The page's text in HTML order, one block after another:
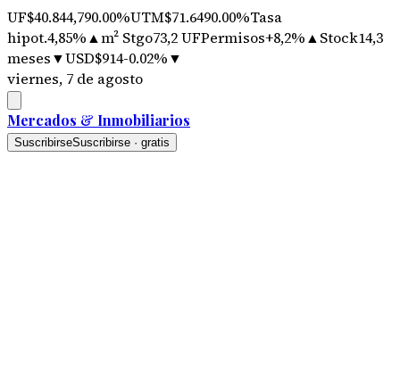
UF$40.844,790.00%UTM$71.6490.00%Tasa
hipot.4,85%▲m² Stgo73,2 UFPermisos+8,2%▲Stock14,3
meses▼USD$914-0.02%▼
viernes, 7 de agosto
Mercados & Inmobiliarios
SuscribirseSuscribirse · gratis